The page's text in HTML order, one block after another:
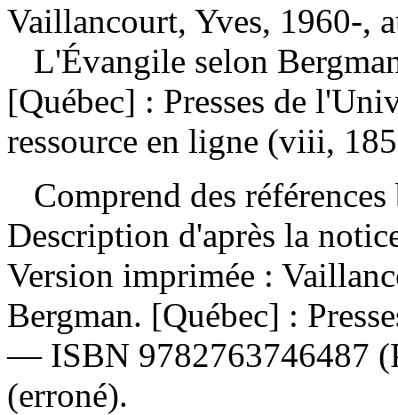
Vaillancourt, Yves, 1960-,
L'Évangile selon
[Québec] : Presses de
ressource en ligne (viii,
Comprend des
Description d'après la
Version imprimée :
Bergman. [Québec] :
— ISBN 9782763746487
(erroné).